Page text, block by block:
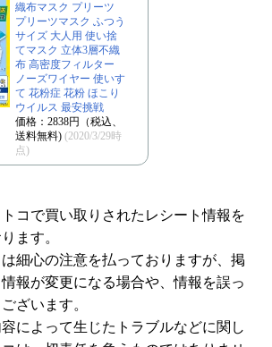
織布マスク プリーツ
プリーツマスク ふつう
サイズ 大人用 使い捨
てマスク 立体3層不織
布 高密度フィルター
ノーズワイヤー 使いす
て 花粉症 花粉 ほこり
ウイルス 最安挑戦
価格：2838円（税込、
送料無料) (2020/3/29時
点)
トコで買い取りされたレシート情報を
ます。
細心の注意を払っておりますが、掲
報が変更になる場合や、情報を誤っ
ざいます。
によって生じたトラブルなどに関し